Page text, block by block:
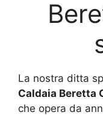
La nostra ditta
Caldaia Beretta
che opera da